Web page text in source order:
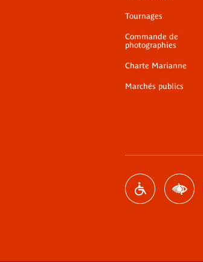
Tournages
Commande de
photographies
Charte Marianne
Marchés publics